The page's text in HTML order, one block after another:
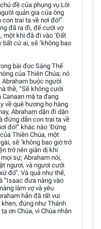
đề của phụng vụ Lời
quản gia của ông
trai ta về nơi đó!”
đã ra đi, để cưới vợ
một khi đã đi vào ‘Đất
bất cứ ai, sẽ ‘không bao
bài đọc Sáng Thế
của Thiên Chúa; nó
Abraham buộc người
thề, “Sẽ không cưới
mà ta đang
về quê hương họ hàng
Abraham dặn đi dặn
đừng dẫn con trai ta về
đó!” khác nào ‘Đừng
Thiên Chúa, một
sẽ ‘không bao giờ trở
trở nên giản dị khi
sự; Abraham nói,
ngươi, và ngươi cưới
đó”. Và quả như thế,
“Isaac đưa nàng vào
làm vợ và yêu
hẳn đã rất vui
đúng như Thánh
ơn Chúa, vì Chúa nhân